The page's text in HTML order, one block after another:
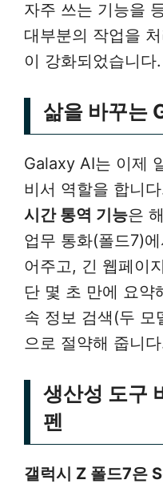
자주 쓰는 기능을
대부분의 작업을
이 강화되었습니다.
삶을 바꾸는
Galaxy AI는 이제
비서 역할을 합니
시간 통역 기능은
업무 통화(폴드7)
어주고, 긴 웹페이
단 몇 초 만에 요약
속 정보 검색(두 모
으로 절약해 줍니
생산성 도구
펜
갤럭시 Z 폴드7은